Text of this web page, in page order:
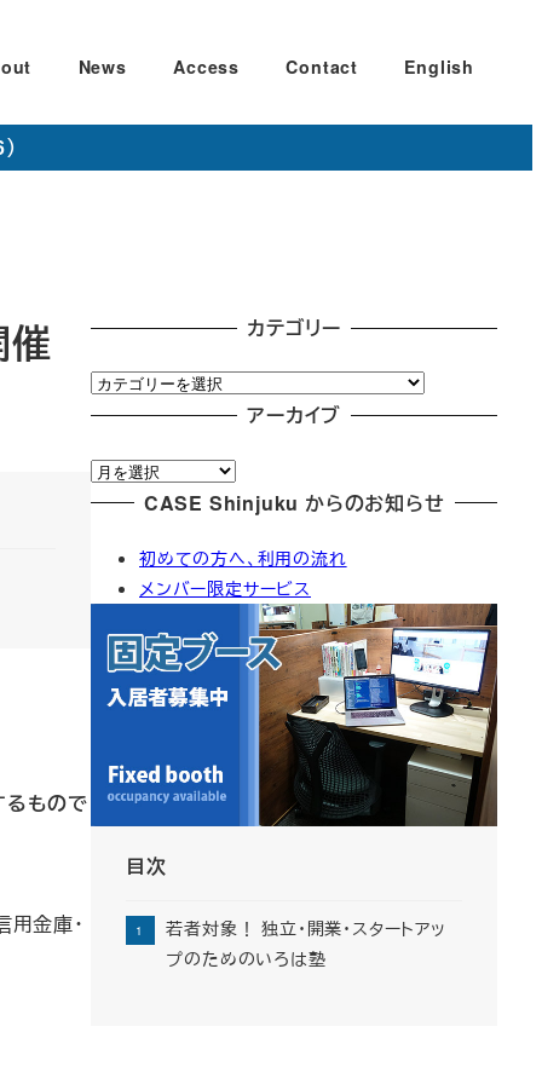
News Access Contact English
催
るもので
金庫・
カテゴリー
カ
テ
リ
ー
アーカイブ
ア
ー
CASE Shinjuku からのお知らせ
初めての方へ、利用の流れ
メンバー限定サービス
目次
若者対象！ 独立・開業・スタートアッ
プのためのいろは塾